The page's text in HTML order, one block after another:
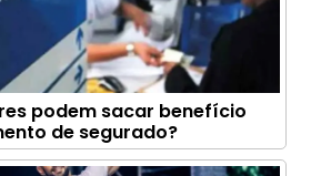
podem sacar benefício
de segurado?